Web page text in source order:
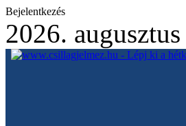
Bejelentkezés
2026.